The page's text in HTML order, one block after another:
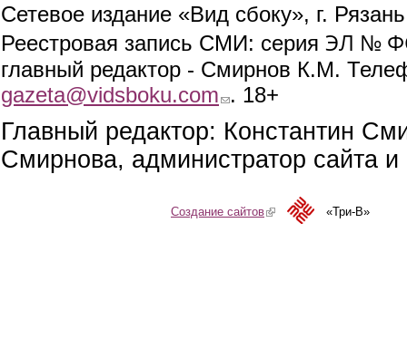
Сетевое издание «Вид сбоку», г.
Реестровая запись СМИ: серия ЭЛ №
главный редактор - Смирнов К.М.
gazeta@vidsboku.com (link sends e-mail)
. 18+
Главный редактор: Константин
Смирнова, администратор сайта
Создание сайтов(link is external)«Три-В»